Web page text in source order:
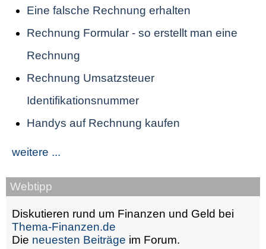
Eine falsche Rechnung erhalten
Rechnung Formular - so erstellt man eine
Rechnung
Rechnung Umsatzsteuer
Identifikationsnummer
Handys auf Rechnung kaufen
weitere ...
Webtipp
Diskutieren rund um Finanzen und Geld bei
Thema-Finanzen.de
Die neuesten Beiträge im Forum.